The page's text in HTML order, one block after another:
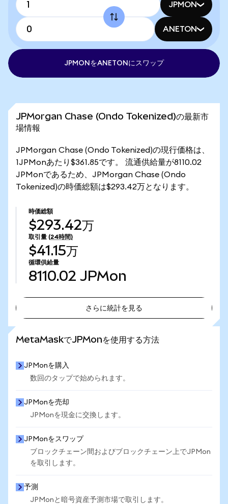
JPMON
ANETON
JPMONをANETONにスワップ
JPMorgan Chase (Ondo Tokenized)の最新市
場情報
JPMorgan Chase (Ondo Tokenized)の現行価格は、
1JPMonあたり$361.85です。 流通供給量が8110.02
JPMonであるため、JPMorgan Chase (Ondo
Tokenized)の時価総額は$293.42万となります。
時価総額
$293.42万
取引量 (24時間)
$41.15万
循環供給量
8110.02 JPMon
さらに統計を見る
MetaMaskでJPMonを使用する方法
JPMonを購入
数回のタップで始められます。
JPMonを売却
JPMonを現金に交換します。
JPMonをスワップ
ブロックチェーン間およびブロックチェーン上でJPMon
を取引します。
予測
JPMonと暗号資産予測市場で取引します。